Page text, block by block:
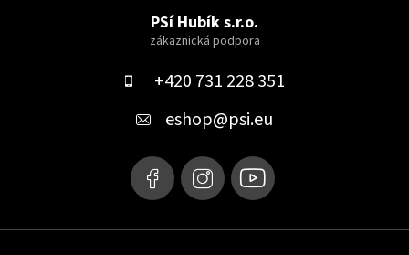
PSí Hubík s.r.o.
+420 731 228 351
eshop@psi.eu